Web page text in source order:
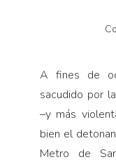
A fines de
sacudido por
–y más
bien el
Metro de